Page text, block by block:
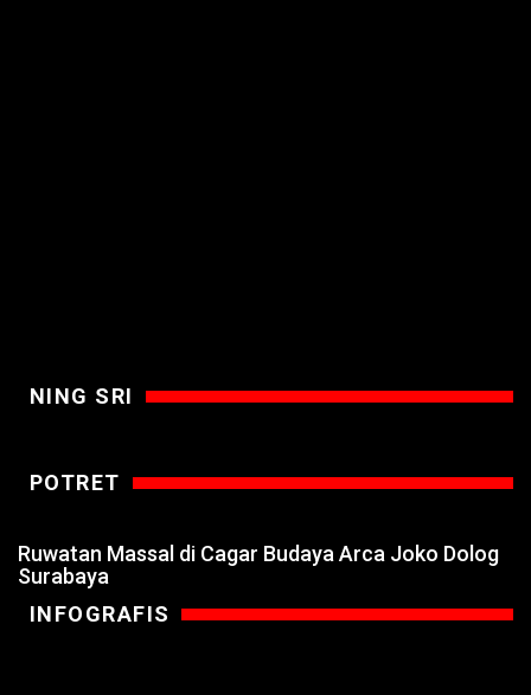
NING SRI
POTRET
Ruwatan Massal di Cagar Budaya Arca Joko Dolog
Surabaya
INFOGRAFIS